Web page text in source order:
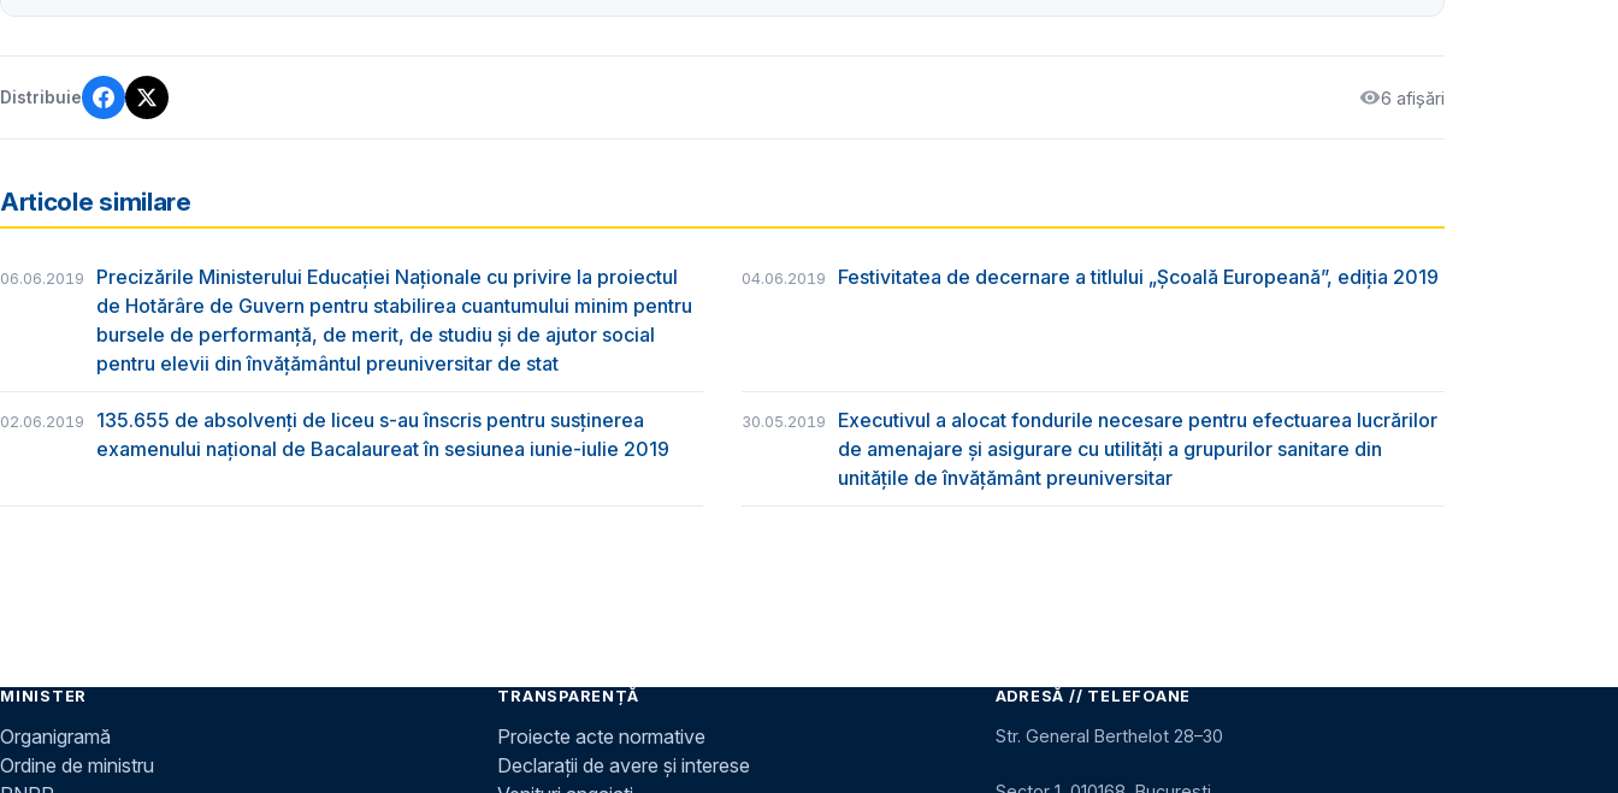
Distribuie 6 afișări
Articole similare
06.06.2019
Precizările Ministerului Educației Naționale cu privire la proiectul
de Hotărâre de Guvern pentru stabilirea cuantumului minim pentru
bursele de performanță, de merit, de studiu și de ajutor social
pentru elevii din învățământul preuniversitar de stat
04.06.2019 Festivitatea de decernare a titlului „Şcoală Europeană”, ediția 2019
02.06.2019
135.655 de absolvenţi de liceu s-au înscris pentru susţinerea
examenului naţional de Bacalaureat în sesiunea iunie-iulie 2019
30.05.2019
Executivul a alocat fondurile necesare pentru efectuarea lucrărilor
de amenajare și asigurare cu utilități a grupurilor sanitare din
unitățile de învățământ preuniversitar
MINISTER
Organigramă
Ordine de ministru
TRANSPARENȚĂ
Proiecte acte normative
Declarații de avere și interese
ADRESĂ // TELEFOANE
Str. General Berthelot 28–30